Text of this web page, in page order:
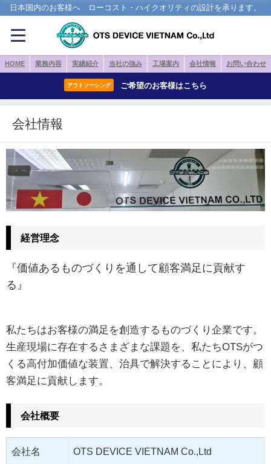
日本国内のお客様へ ローコスト・ハイクオリティの設計を承ります。
HOME 業務内容 実績紹介 当社の強み 工場案内 会社情報 お問い合わせ
アウトソーシング ご希望のお客様はこちら
会社情報
経営理念
『価値あるものづくりを通して顧客満足に貢献す
る』
私たちはお客様の満足を創造するものづくり企業です。
生産現場に存在するさまざまな課題を、私たちOTSがつ
くる高付加価値な装置、治具で解決することにより、顧
客満足に貢献します。
会社概要
会社名 OTS DEVICE VIETNAM Co.,Ltd